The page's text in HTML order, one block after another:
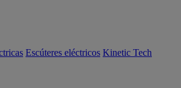
Escúteres eléctricos Kinetic Tech